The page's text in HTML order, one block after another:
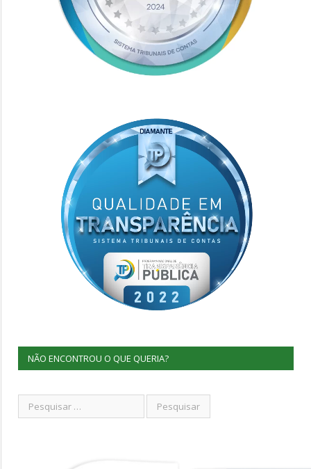
NÃO ENCONTROU O QUE QUERIA?